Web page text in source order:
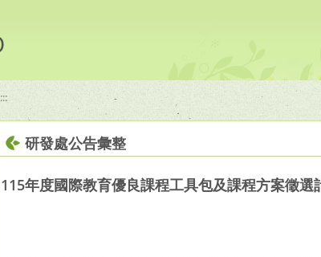
:::
研發處公告彙整
115年度國際教育優良課程工具包及課程方案徵